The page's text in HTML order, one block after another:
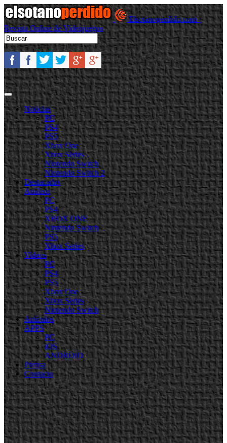
Elsotanoperdido.com -
Revista Online de Videojuegos
Noticias
PC
PS4
PS5
Xbox One
Xbox Series
Nintendo Switch
Nintendo Switch 2
Destacadas
Análisis
PC
PS4
XBOX ONE
Nintendo Switch
PS5
Xbox Series
Videos
PC
PS4
PS5
Xbox One
Xbox Series
Nintendo Switch
Artículos
APPS
PC
iOS
ANDROID
Prensa
Contacto